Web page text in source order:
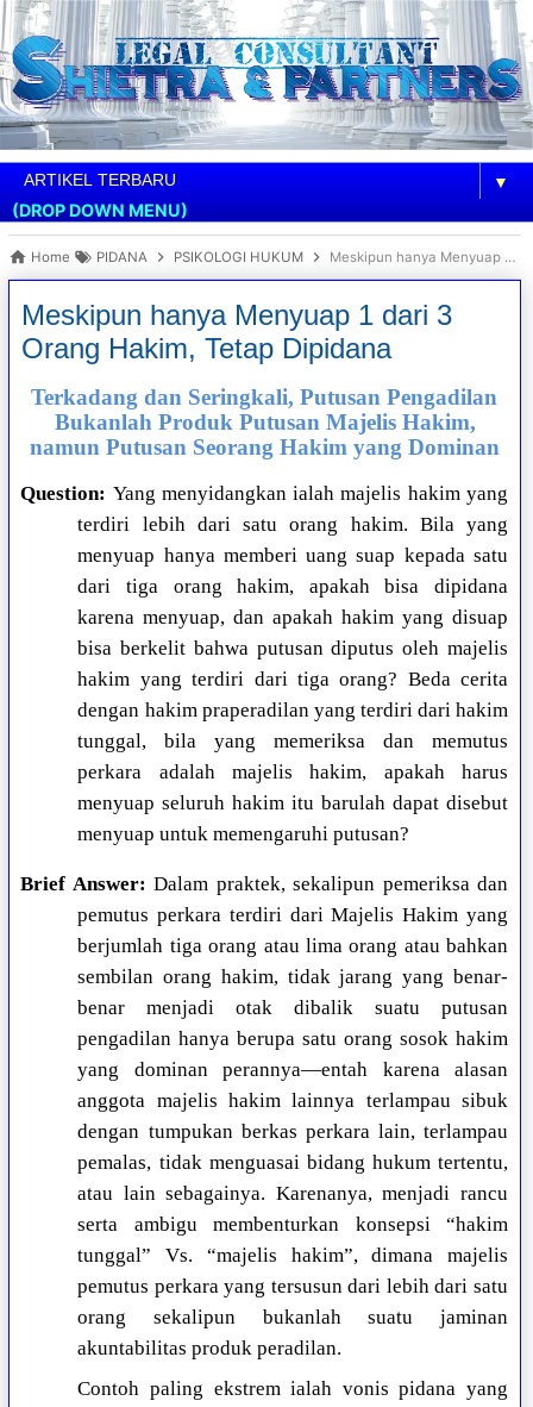
▼
(DROP DOWN MENU)
Home PIDANA PSIKOLOGI HUKUM Meskipun hanya Menyuap 1 dari 3 Orang Hakim, Tetap Dipidana
Meskipun hanya Menyuap 1 dari 3
Orang Hakim, Tetap Dipidana
Terkadang dan Seringkali, Putusan Pengadilan
Bukanlah Produk Putusan Majelis Hakim,
namun Putusan Seorang Hakim yang Dominan
Question: Yang menyidangkan ialah majelis hakim yang
terdiri lebih dari satu orang hakim. Bila yang
menyuap hanya memberi uang suap kepada satu
dari tiga orang hakim, apakah bisa dipidana
karena menyuap, dan apakah hakim yang disuap
bisa berkelit bahwa putusan diputus oleh majelis
hakim yang terdiri dari tiga orang? Beda cerita
dengan hakim praperadilan yang terdiri dari hakim
tunggal, bila yang memeriksa dan memutus
perkara adalah majelis hakim, apakah harus
menyuap seluruh hakim itu barulah dapat disebut
menyuap untuk memengaruhi putusan?
Brief Answer: Dalam praktek, sekalipun pemeriksa dan
pemutus perkara terdiri dari Majelis Hakim yang
berjumlah tiga orang atau lima orang atau bahkan
sembilan orang hakim, tidak jarang yang benar-
benar menjadi otak dibalik suatu putusan
pengadilan hanya berupa satu orang sosok hakim
yang dominan perannya—entah karena alasan
anggota majelis hakim lainnya terlampau sibuk
dengan tumpukan berkas perkara lain, terlampau
pemalas, tidak menguasai bidang hukum tertentu,
atau lain sebagainya. Karenanya, menjadi rancu
serta ambigu membenturkan konsepsi “hakim
tunggal” Vs. “majelis hakim”, dimana majelis
pemutus perkara yang tersusun dari lebih dari satu
orang sekalipun bukanlah suatu jaminan
akuntabilitas produk peradilan.
Contoh paling ekstrem ialah vonis pidana yang